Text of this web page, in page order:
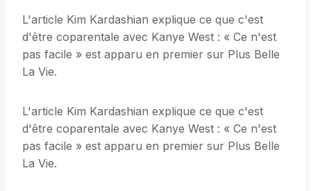
L'article Kim Kardashian explique ce que c'est
d'être coparentale avec Kanye West : « Ce n'est
pas facile » est apparu en premier sur Plus Belle
La Vie.
L'article Kim Kardashian explique ce que c'est
d'être coparentale avec Kanye West : « Ce n'est
pas facile » est apparu en premier sur Plus Belle
La Vie.